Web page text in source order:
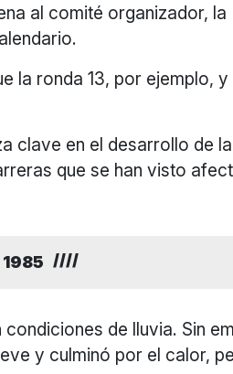
al comité organizador, la
la ronda 13, por ejemplo,
clave en el desarrollo de
que se han visto
1985
de lluvia. Sin
y culminó por el calor,